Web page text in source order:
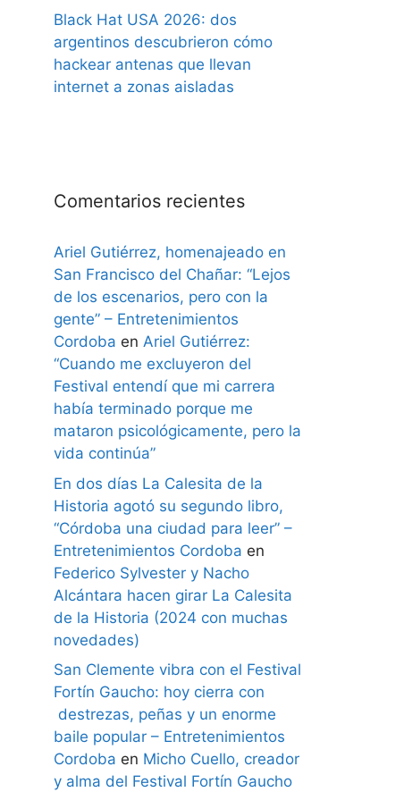
Black Hat USA 2026: dos
argentinos descubrieron cómo
hackear antenas que llevan
internet a zonas aisladas
Comentarios recientes
Ariel Gutiérrez, homenajeado en
San Francisco del Chañar: “Lejos
de los escenarios, pero con la
gente” – Entretenimientos
Cordoba en Ariel Gutiérrez:
“Cuando me excluyeron del
Festival entendí que mi carrera
había terminado porque me
mataron psicológicamente, pero la
vida continúa”
En dos días La Calesita de la
Historia agotó su segundo libro,
“Córdoba una ciudad para leer” –
Entretenimientos Cordoba en
Federico Sylvester y Nacho
Alcántara hacen girar La Calesita
de la Historia (2024 con muchas
novedades)
San Clemente vibra con el Festival
Fortín Gaucho: hoy cierra con
destrezas, peñas y un enorme
baile popular – Entretenimientos
Cordoba en Micho Cuello, creador
y alma del Festival Fortín Gaucho